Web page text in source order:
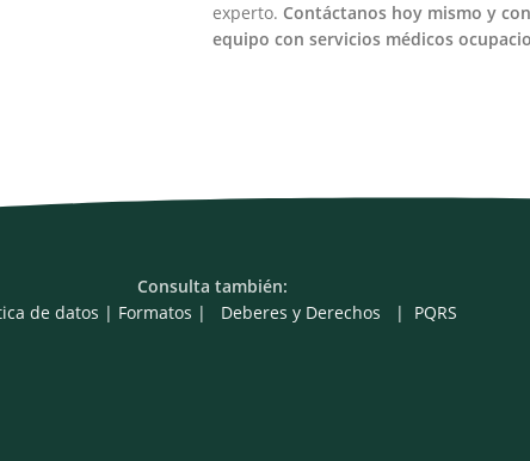
experto. Contáctanos hoy mismo y
equipo con servicios médicos
Consulta también:
de datos | Formatos | Deberes y Derechos | PQRS